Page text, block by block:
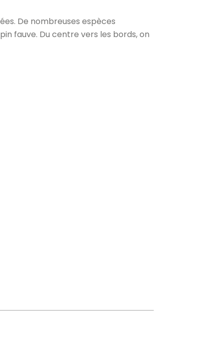
De nombreuses espèces
fauve. Du centre vers les bords, on